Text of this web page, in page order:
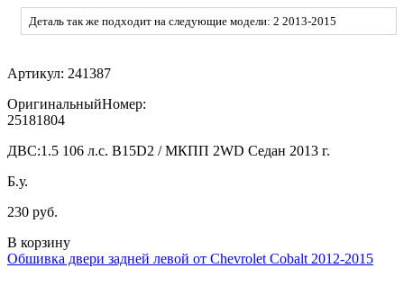
Деталь так же подходит на следующие модели: 2 2013-2015
Артикул: 241387
ОригинальныйНомер:
25181804
ДВС:1.5 106 л.с. B15D2 / МКПП 2WD Седан 2013 г.
Б.у.
230 руб.
В корзину
Обшивка двери задней левой от Chevrolet Cobalt 2012-2015